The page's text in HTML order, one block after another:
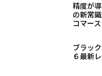
精度が
の新常識
コマー
ブラッ
６最新